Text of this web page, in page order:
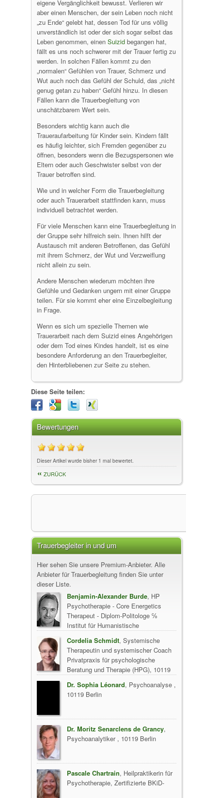
eigene Vergänglichkeit bewusst. Verlieren wir
aber einen Menschen, der sein Leben noch nicht
„zu Ende“ gelebt hat, dessen Tod für uns völlig
unverständlich ist oder der sich sogar selbst das
Leben genommen, einen Suizid begangen hat,
fällt es uns noch schwerer mit der Trauer fertig zu
werden. In solchen Fällen kommt zu den
„normalen“ Gefühlen von Trauer, Schmerz und
Wut auch noch das Gefühl der Schuld, das „nicht
genug getan zu haben“ Gefühl hinzu. In diesen
Fällen kann die Trauerbegleitung von
unschätzbarem Wert sein.
Besonders wichtig kann auch die
Traueraufarbeitung für Kinder sein. Kindern fällt
es häufig leichter, sich Fremden gegenüber zu
öffnen, besonders wenn die Bezugspersonen wie
Eltern oder auch Geschwister selbst von der
Trauer betroffen sind.
Wie und in welcher Form die Trauerbegleitung
oder auch Trauerarbeit stattfinden kann, muss
individuell betrachtet werden.
Für viele Menschen kann eine Trauerbegleitung in
der Gruppe sehr hilfreich sein. Ihnen hilft der
Austausch mit anderen Betroffenen, das Gefühl
mit ihrem Schmerz, der Wut und Verzweiflung
nicht allein zu sein.
Andere Menschen wiederum möchten ihre
Gefühle und Gedanken ungern mit einer Gruppe
teilen. Für sie kommt eher eine Einzelbegleitung
in Frage.
Wenn es sich um spezielle Themen wie
Trauerarbeit nach dem Suizid eines Angehörigen
oder dem Tod eines Kindes handelt, ist es eine
besondere Anforderung an den Trauerbegleiter,
den Hinterbliebenen zur Seite zu stehen.
Diese Seite teilen:
Bewertungen
Dieser Artikel wurde bisher 1 mal bewertet.
ZURÜCK
Trauerbegleiter in und um
Hier sehen Sie unsere Premium-Anbieter. Alle
Anbieter für Trauerbegleitung finden Sie unter
dieser Liste.
Benjamin-Alexander Burde, HP
Psychotherapie - Core Energetics
Therapeut - Diplom-Politologe ℅
Institut für Humanistische
Psychotherapie, 10119 Berlin
Cordelia Schmidt, Systemische
Therapeutin und systemischer Coach
Privatpraxis für psychologische
Beratung und Therapie (HPG), 10119
Berlin
Dr. Sophia Léonard, Psychoanalyse ,
10119 Berlin
Dr. Moritz Senarclens de Grancy,
Psychoanalytiker , 10119 Berlin
Pascale Chartrain, Heilpraktikerin für
Psychotherapie, Zertifizierte BKiD-